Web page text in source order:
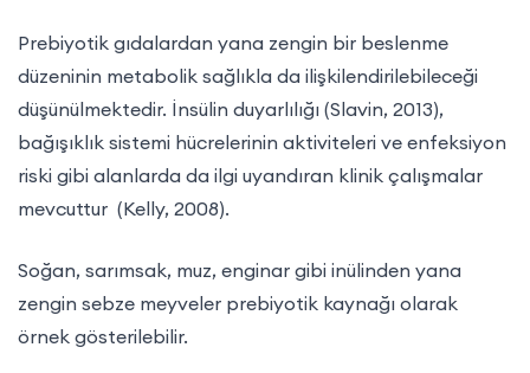
Prebiyotik gıdalardan yana zengin bir beslenme
düzeninin metabolik sağlıkla da ilişkilendirilebileceği
düşünülmektedir. İnsülin duyarlılığı (Slavin, 2013),
bağışıklık sistemi hücrelerinin aktiviteleri ve enfeksiyon
riski gibi alanlarda da ilgi uyandıran klinik çalışmalar
mevcuttur (Kelly, 2008).
Soğan, sarımsak, muz, enginar gibi inülinden yana
zengin sebze meyveler prebiyotik kaynağı olarak
örnek gösterilebilir.